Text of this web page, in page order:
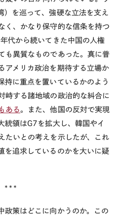
）を巡って、強硬な立法を支え
く、かなり保守的な信条を持つ
年代から続いてきた中国の人権
も異質なものであった。真に普
アメリカ政治を期待する立場か
持に重点を置いているかのよう
峙する諸地域の政治的な糾合に
ある 。また、他国の反対で実現
統領はG7 を拡大し、韓国やイ
たいとの考えを示したが、これ
を追求しているのかを大いに疑
***
政策はどこに向かうのか。この